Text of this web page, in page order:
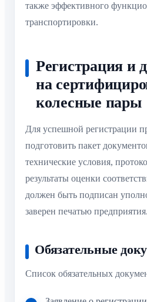
также эффективного
транспортировки.
Регистрация и
на
колесные пары
Для успешной регистрации
подготовить пакет
технические условия,
результаты оценки
должен быть подписан
заверен печатью предприятия.
Обязательные
Список обязательных